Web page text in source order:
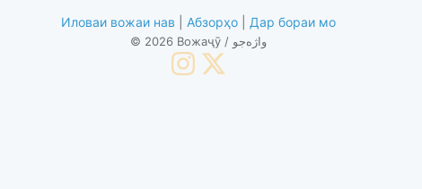
Иловаи вожаи нав Абзорҳо Дар бораи мо
© 2026 Вожаҷӯ / واژه‌جو